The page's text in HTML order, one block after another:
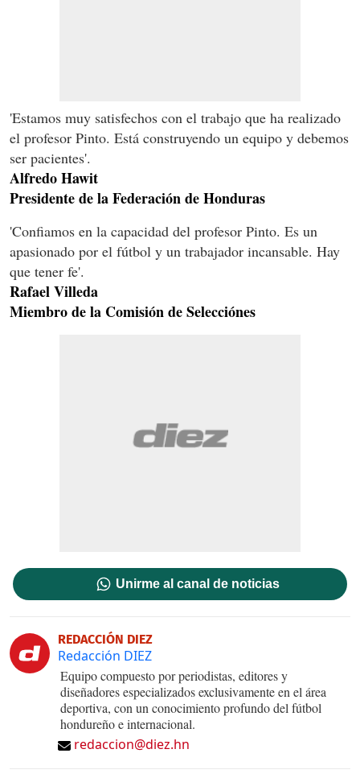
'Estamos muy satisfechos con el trabajo que ha realizado
el profesor Pinto. Está construyendo un equipo y debemos
ser pacientes'.
Alfredo Hawit
Presidente de la Federación de Honduras
'Confiamos en la capacidad del profesor Pinto. Es un
apasionado por el fútbol y un trabajador incansable. Hay
que tener fe'.
Rafael Villeda
Miembro de la Comisión de Selecciónes
Unirme al canal de noticias
REDACCIÓN DIEZ
Redacción DIEZ
Equipo compuesto por periodistas, editores y
diseñadores especializados exclusivamente en el área
deportiva, con un conocimiento profundo del fútbol
hondureño e internacional.
redaccion@diez.hn